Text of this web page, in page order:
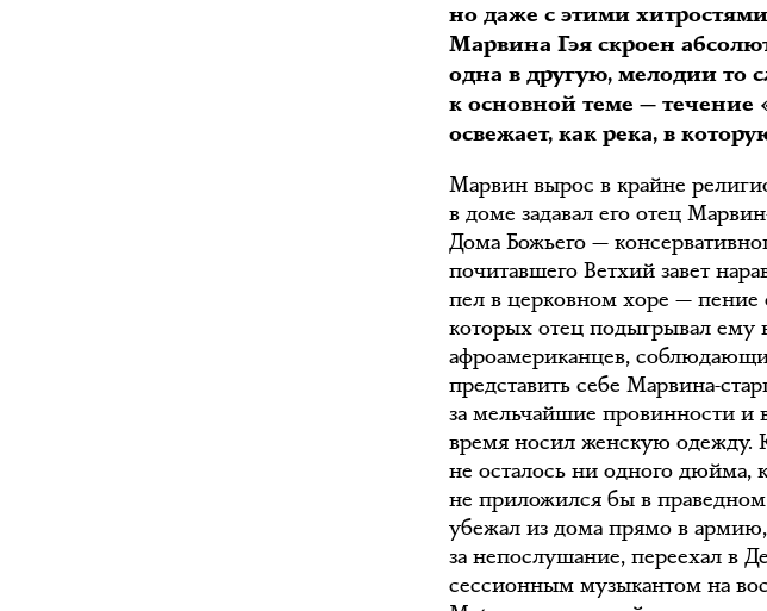
но даже с этими
Марвина Гэя скроен
одна в другую, мелодии то
к основной теме — течение
освежает, как река, в
Марвин вырос в крайне
в доме задавал его отец
Дома Божьего —
почитавшего Ветхий завет
пел в церковном хоре —
которых отец подыгрывал ему
афроамериканцев,
представить себе Марвина-
за мельчайшие провинности и
время носил женскую одежду.
не осталось ни одного
не приложился бы в
убежал из дома прямо в
за непослушание, переехал в
сессионным музыкантом на